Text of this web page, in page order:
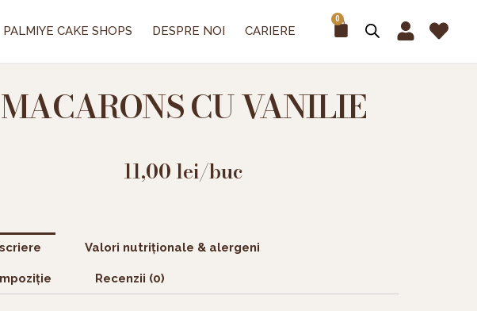
PALMIYE CAKE SHOPS DESPRE NOI CARIERE
0
Cart
MACARONS CU VANILIE
11,00 lei/buc
Valori nutriționale & alergeni
Recenzii (0)